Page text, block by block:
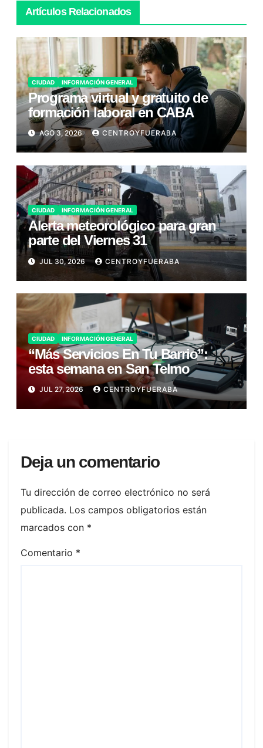
Artículos Relacionados
CIUDAD INFORMACIÓN GENERAL
Programa virtual y gratuito de
formación laboral en CABA
AGO 3, 2026 CENTROYFUERABA
CIUDAD INFORMACIÓN GENERAL
Alerta meteorológico para gran
parte del Viernes 31
JUL 30, 2026 CENTROYFUERABA
CIUDAD INFORMACIÓN GENERAL
“Más Servicios En Tu Barrio”:
esta semana en San Telmo
JUL 27, 2026 CENTROYFUERABA
Deja un comentario
Tu dirección de correo electrónico no será
publicada. Los campos obligatorios están
marcados con *
Comentario *